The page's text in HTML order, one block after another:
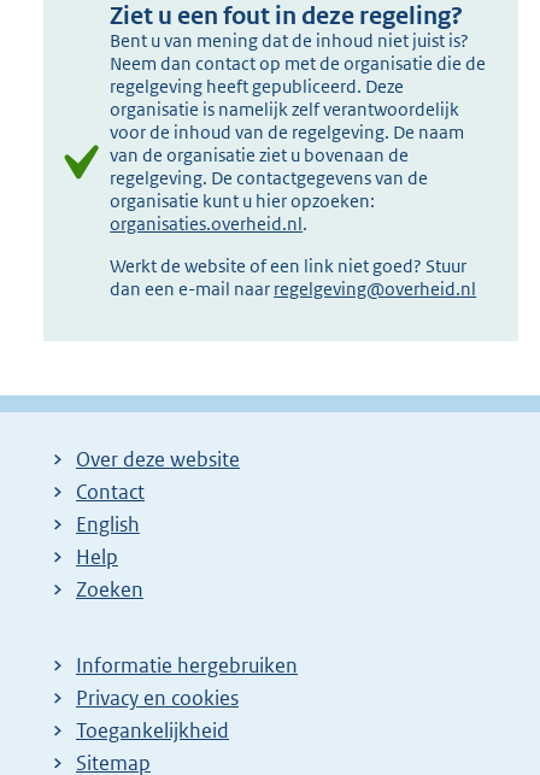
Ziet u een fout in deze regeling?
Bent u van mening dat de inhoud niet juist is?
Neem dan contact op met de organisatie die de
regelgeving heeft gepubliceerd. Deze
organisatie is namelijk zelf verantwoordelijk
voor de inhoud van de regelgeving. De naam
van de organisatie ziet u bovenaan de
regelgeving. De contactgegevens van de
organisatie kunt u hier opzoeken:
organisaties.overheid.nl.
Werkt de website of een link niet goed? Stuur
dan een e-mail naar regelgeving@overheid.nl
Over deze website
Contact
English
Help
Zoeken
Informatie hergebruiken
Privacy en cookies
Toegankelijkheid
Sitemap